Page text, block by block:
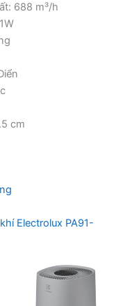
688 m³/h
cm
Electrolux PA91-